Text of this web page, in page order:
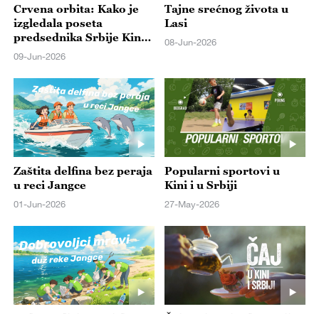
Crvena orbita: Kako je
izgledala poseta
predsednika Srbije Kini i
šta je dogovoreno?
09-Jun-2026
Tajne srećnog života u
Lasi
08-Jun-2026
Zaštita delfina bez peraja
u reci Jangce
01-Jun-2026
Popularni sportovi u
Kini i u Srbiji
27-May-2026